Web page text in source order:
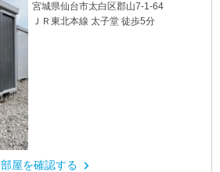
宮城県仙台市太白区郡山7-1-64
ＪＲ東北本線 太子堂 徒歩5分
部屋を確認する